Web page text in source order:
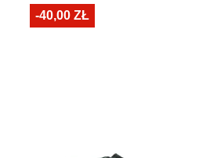
-40,00 ZŁ